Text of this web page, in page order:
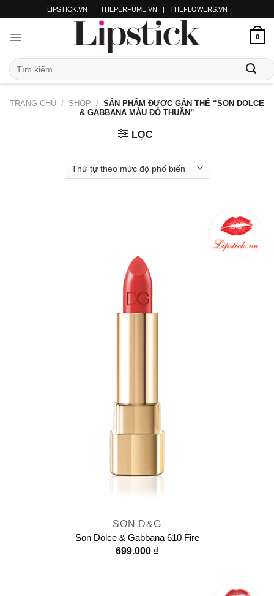
LIPSTICK.VN | THEPERFUME.VN | THEFLOWERS.VN
0
TRANG CHỦ / SHOP / SẢN PHẨM ĐƯỢC GẮN THẺ “SON DOLCE
& GABBANA MÀU ĐỎ THUẦN”
LỌC
SON D&G
Son Dolce & Gabbana 610 Fire
699.000 ₫